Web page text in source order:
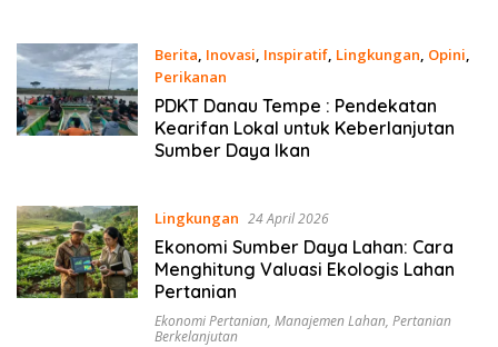
Berita, Inovasi, Inspiratif, Lingkungan, Opini,
Perikanan
11 Juni 2026
PDKT Danau Tempe : Pendekatan
Kearifan Lokal untuk Keberlanjutan
Sumber Daya Ikan
Lingkungan 24 April 2026
Ekonomi Sumber Daya Lahan: Cara
Menghitung Valuasi Ekologis Lahan
Pertanian
Ekonomi Pertanian, Manajemen Lahan, Pertanian
Berkelanjutan